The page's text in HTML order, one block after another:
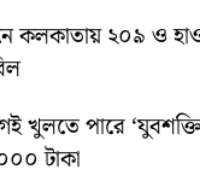
কলকাতায় ২০৯ ও
পারে ‘যুবশক্তি
টাকা